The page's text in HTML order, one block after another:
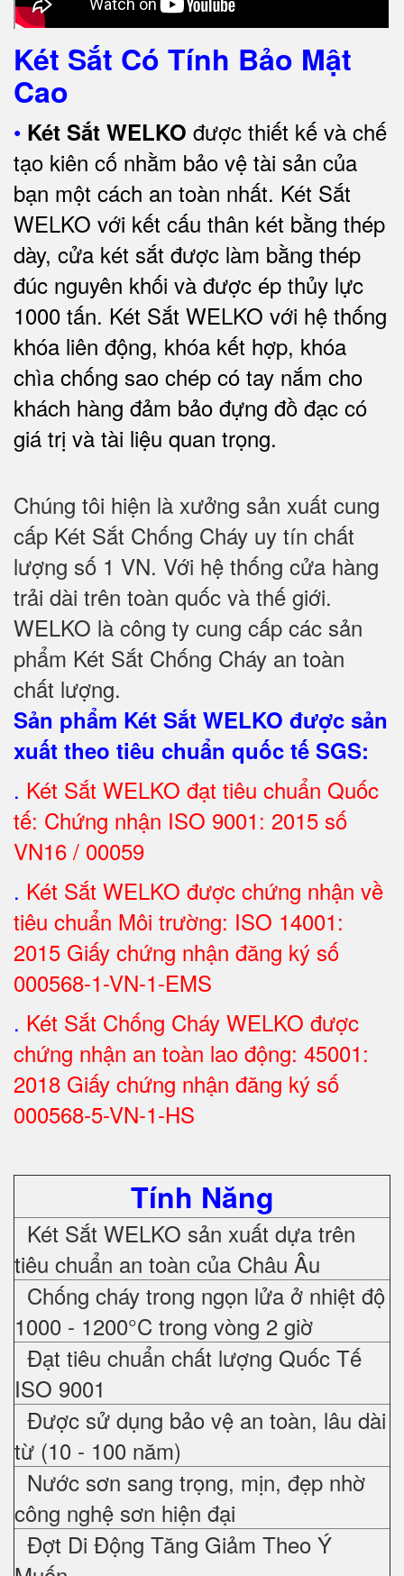
Két Sắt Có Tính Bảo Mật
Cao
• Két Sắt WELKO được thiết kế và chế
tạo kiên cố nhằm bảo vệ tài sản của
bạn một cách an toàn nhất. Két Sắt
WELKO với kết cấu thân két bằng thép
dày, cửa két sắt được làm bằng thép
đúc nguyên khối và được ép thủy lực
1000 tấn. Két Sắt WELKO với hệ thống
khóa liên động, khóa kết hợp, khóa
chìa chống sao chép có tay nắm cho
khách hàng đảm bảo đựng đồ đạc có
giá trị và tài liệu quan trọng.
Chúng tôi hiện là xưởng sản xuất cung
cấp Két Sắt Chống Cháy uy tín chất
lượng số 1 VN. Với hệ thống cửa hàng
trải dài trên toàn quốc và thế giới.
WELKO là công ty cung cấp các sản
phẩm Két Sắt Chống Cháy an toàn
chất lượng.
Sản phẩm Két Sắt WELKO được sản
xuất theo tiêu chuẩn quốc tế SGS:
. Két Sắt WELKO đạt tiêu chuẩn Quốc
tế: Chứng nhận ISO 9001: 2015 số
VN16 / 00059
. Két Sắt WELKO được chứng nhận về
tiêu chuẩn Môi trường: ISO 14001:
2015 Giấy chứng nhận đăng ký số
000568-1-VN-1-EMS
. Két Sắt Chống Cháy WELKO được
chứng nhận an toàn lao động: 45001:
2018 Giấy chứng nhận đăng ký số
000568-5-VN-1-HS
Tính Năng
Két Sắt WELKO sản xuất dựa trên
tiêu chuẩn an toàn của Châu Âu
Chống cháy trong ngọn lửa ở nhiệt độ
1000 - 1200°C trong vòng 2 giờ
Đạt tiêu chuẩn chất lượng Quốc Tế
ISO 9001
Được sử dụng bảo vệ an toàn, lâu dài
từ (10 - 100 năm)
Nước sơn sang trọng, mịn, đẹp nhờ
công nghệ sơn hiện đại
Đợt Di Động Tăng Giảm Theo Ý